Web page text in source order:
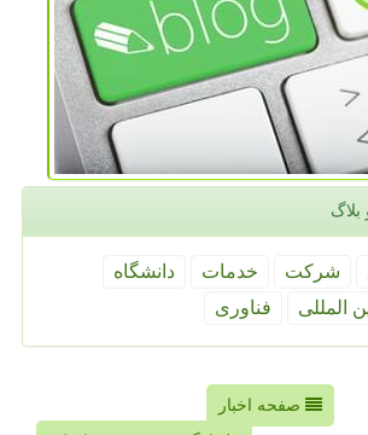
شركت خدمات
دانشگاه
المللی فناوری
صفحه اخبار